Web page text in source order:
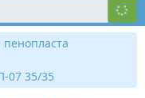
07 35/35